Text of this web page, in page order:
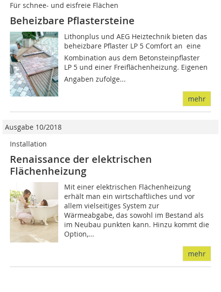
Für schnee- und eisfreie Flächen
Beheizbare Pflastersteine
Lithonplus und AEG Heiztechnik bieten das
beheizbare Pflaster LP 5 Comfort an  eine
Kombination aus dem Betonsteinpflaster
LP 5 und einer Freiflächenheizung. Eigenen
Angaben zufolge...
mehr
Ausgabe 10/2018
Installation
Renaissance der elektrischen
Flächenheizung
Mit einer elektrischen Flächenheizung
erhält man ein wirtschaftliches und vor
allem vielseitiges System zur
Wärmeabgabe, das sowohl im Bestand als
im Neubau punkten kann. Hinzu kommt die
Option,...
mehr